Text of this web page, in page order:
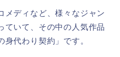
メディなど、様々なジャン
ていて、その中の人気作品
代わり契約」です。